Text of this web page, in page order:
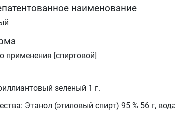
наименование
применения [спиртовой]
зеленый 1 г.
Этанол (этиловый спирт) 95 % 56 г,